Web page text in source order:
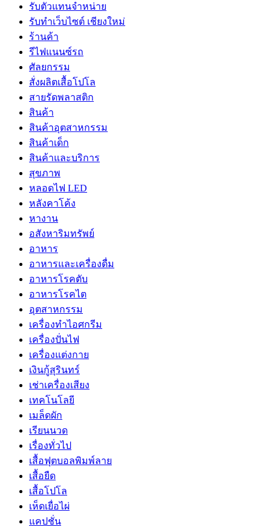
รับตัวแทนจำหน่าย
รับทำเว็บไซต์ เชียงใหม่
ร้านค้า
รีไฟแนนซ์รถ
ศัลยกรรม
สั่งผลิตเสื้อโปโล
สายรัดพลาสติก
สินค้า
สินค้าอุตสาหกรรม
สินค้าเด็ก
สินค้าและบริการ
สุขภาพ
หลอดไฟ LED
หลังคาโค้ง
หางาน
อสังหาริมทรัพย์
อาหาร
อาหารและเครื่องดื่ม
อาหารโรคตับ
อาหารโรคไต
อุตสาหกรรม
เครื่องทำไอศกรีม
เครื่องปั่นไฟ
เครื่องแต่งกาย
เงินกู้สุรินทร์
เช่าเครื่องเสียง
เทคโนโลยี
เมล็ดผัก
เรียนนวด
เรื่องทั่วไป
เสื้อฟุตบอลพิมพ์ลาย
เสื้อยืด
เสื้อโปโล
เห็ดเยื่อไผ่
แคปชั่น